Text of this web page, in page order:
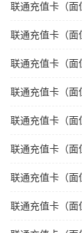
联通充值卡（面
联通充值卡（面
联通充值卡（面
联通充值卡（面
联通充值卡（面
联通充值卡（面
联通充值卡（面
联通充值卡（面